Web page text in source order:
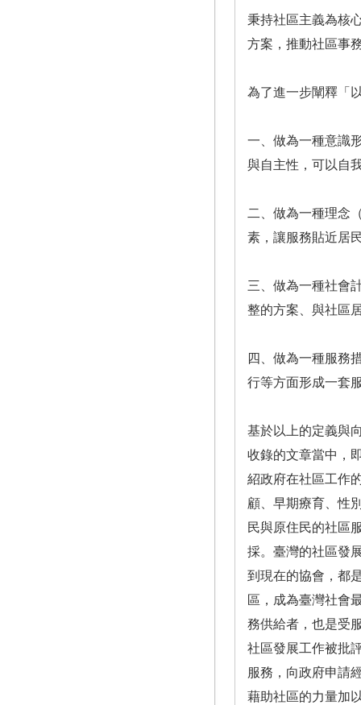
秉持社區主義為核
方案，推動社區事
為了進一步闡釋「
一、做為一種意識
與自主性，可以自
二、做為一種理念
素，讓服務貼近居
三、做為一種社會
整的方案、與社區
四、做為一種服務
行等方面形成一套
基於以上的定義與
收錄的文章當中，
紹政府在社區工作
顧、早期療育、性
民與原住民的社區
採。臺灣的社區發
到現在的協會，都
區，成為臺灣社會
務供給者，也是受
社區發展工作被批
服務，向政府申請
藉助社區的力量加